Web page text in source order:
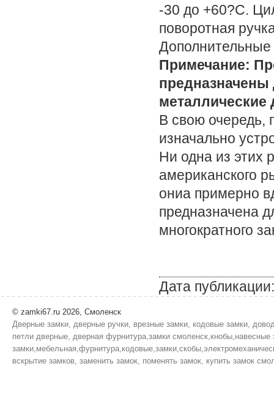
-30 до +60?C.
поворотная
Дополнительные
Примечание:
металлические
В свою очередь,
изначально
Ни одна из этих
американского
ониа примерно
предназначена
многократного
Дата
© zamki67.ru 2026, Смоленск
Дверные замки, дверные ручки, врезные замки, кодовые замки,
петли дверные, дверная фурнитура,замки
вскрытие замков, заменить замок, поменять замок, купить замок